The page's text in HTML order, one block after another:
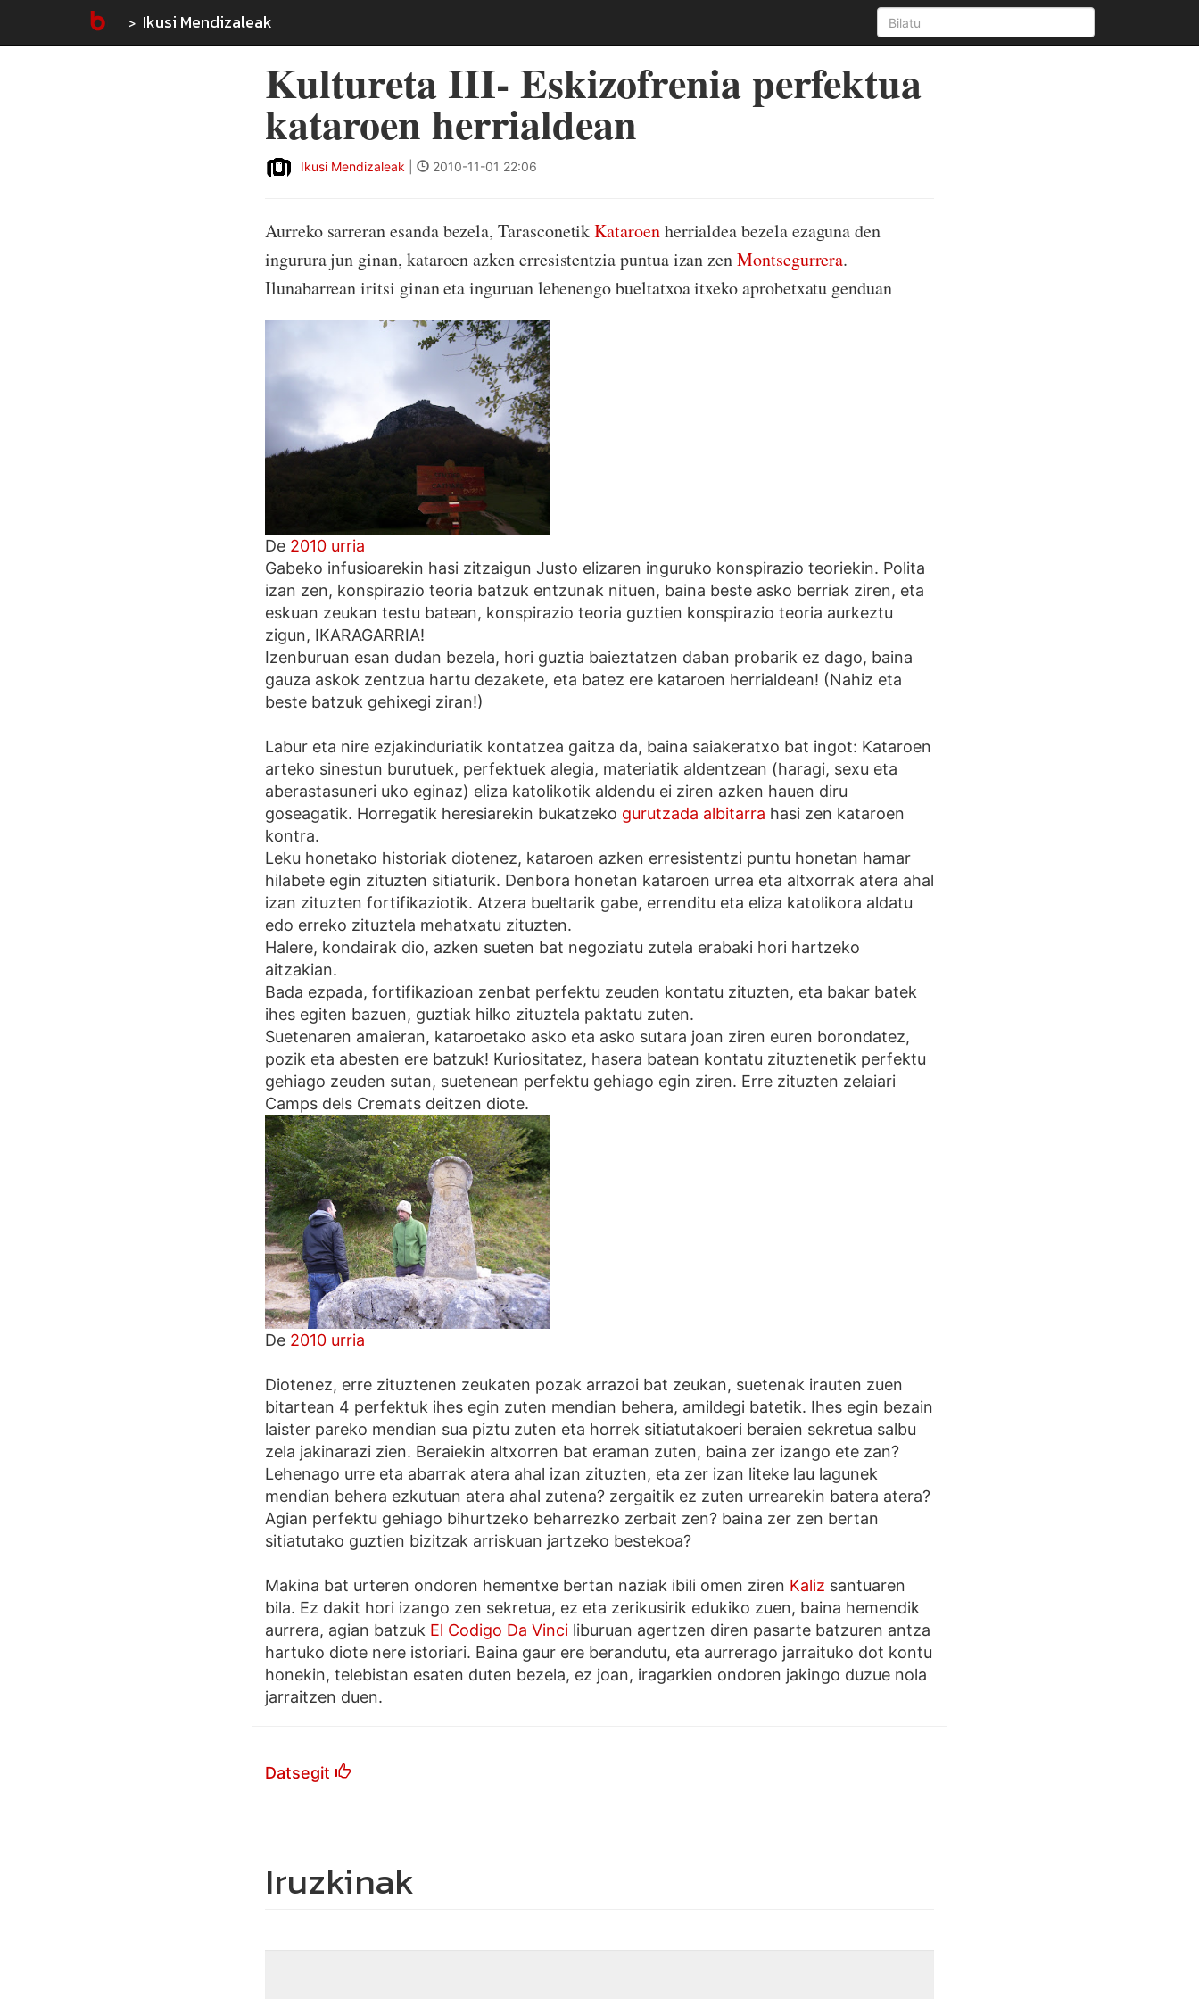
Ikusi Mendizaleak
Kultureta III- Eskizofrenia perfektua
kataroen herrialdean
Ikusi Mendizaleak 2010-11-01 22:06
Aurreko sarreran esanda bezela, TarasconetikKataroenherrialdea bezela ezaguna den
ingurura jun ginan, kataroen azken erresistentzia puntua izan zenMontsegurrera.
Ilunabarrean iritsi ginan eta inguruan lehenengo bueltatxoa itxeko aprobetxatu genduan
De 2010 urria
Gabeko infusioarekin hasi zitzaigun Justo elizaren inguruko konspirazio teoriekin. Polita
izan zen, konspirazio teoria batzuk entzunak nituen, baina beste asko berriak ziren, eta
eskuan zeukan testu batean, konspirazio teoria guztien konspirazio teoria aurkeztu
zigun, IKARAGARRIA!
Izenburuan esan dudan bezela, hori guztia baieztatzen daban probarik ez dago, baina
gauza askok zentzua hartu dezakete, eta batez ere kataroen herrialdean! (Nahiz eta
beste batzuk gehixegi ziran!)
Labur eta nire ezjakinduriatik kontatzea gaitza da, baina saiakeratxo bat ingot: Kataroen
arteko sinestun burutuek, perfektuek alegia, materiatik aldentzean (haragi, sexu eta
aberastasuneri uko eginaz) eliza katolikotik aldendu ei ziren azken hauen diru
goseagatik. Horregatik heresiarekin bukatzeko gurutzada albitarra hasi zen kataroen
kontra.
Leku honetako historiak diotenez, kataroen azken erresistentzi puntu honetan hamar
hilabete egin zituzten sitiaturik. Denbora honetan kataroen urrea eta altxorrak atera ahal
izan zituzten fortifikaziotik. Atzera bueltarik gabe, errenditu eta eliza katolikora aldatu
edo erreko zituztela mehatxatu zituzten.
Halere, kondairak dio, azken sueten bat negoziatu zutela erabaki hori hartzeko
aitzakian.
Bada ezpada, fortifikazioan zenbat perfektu zeuden kontatu zituzten, eta bakar batek
ihes egiten bazuen, guztiak hilko zituztela paktatu zuten.
Suetenaren amaieran, kataroetako asko eta asko sutara joan ziren euren borondatez,
pozik eta abesten ere batzuk! Kuriositatez, hasera batean kontatu zituztenetik perfektu
gehiago zeuden sutan, suetenean perfektu gehiago egin ziren. Erre zituzten zelaiari
Camps dels Cremats deitzen diote.
De 2010 urria
Diotenez, erre zituztenen zeukaten pozak arrazoi bat zeukan, suetenak irauten zuen
bitartean 4 perfektuk ihes egin zuten mendian behera, amildegi batetik. Ihes egin bezain
laister pareko mendian sua piztu zuten eta horrek sitiatutakoeri beraien sekretua salbu
zela jakinarazi zien. Beraiekin altxorren bat eraman zuten, baina zer izango ete zan?
Lehenago urre eta abarrak atera ahal izan zituzten, eta zer izan liteke lau lagunek
mendian behera ezkutuan atera ahal zutena? zergaitik ez zuten urrearekin batera atera?
Agian perfektu gehiago bihurtzeko beharrezko zerbait zen? baina zer zen bertan
sitiatutako guztien bizitzak arriskuan jartzeko bestekoa?
Makina bat urteren ondoren hementxe bertan naziak ibili omen ziren Kaliz santuaren
bila. Ez dakit hori izango zen sekretua, ez eta zerikusirik edukiko zuen, baina hemendik
aurrera, agian batzuk El Codigo Da Vinci liburuan agertzen diren pasarte batzuren antza
hartuko diote nere istoriari. Baina gaur ere berandutu, eta aurrerago jarraituko dot kontu
honekin, telebistan esaten duten bezela, ez joan, iragarkien ondoren jakingo duzue nola
jarraitzen duen.
Datsegit
Iruzkinak